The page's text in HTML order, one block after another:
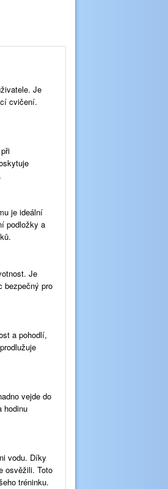
Je
cvičení.
je ideální
podložky a
Je
bezpečný pro
a pohodlí,
vejde do
hodinu
vodu. Díky
osvěžili. Toto
tréninku.